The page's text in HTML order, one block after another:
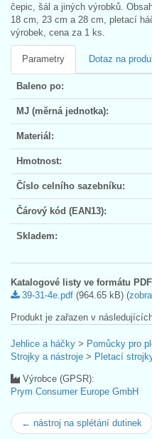
čepic, šál a jiných výrobků.
18 cm, 23 cm a 28 cm, pletací
výrobek, cena za 1 ks.
Parametry Dotaz na
Baleno po:
MJ (měrná jednotka):
Materiál:
Hmotnost:
Číslo celního sazebníku:
Čárový kód (EAN13):
Skladem:
Katalogové listy ve formátu
39-31-4e.pdf (964.65 kB) (
Produkt je zařazen v
Jehlice a háčky > Pomůcky pro
Strojky a nástroje > Pletací
Výrobce (GPSR):
Prym Consumer Europe GmbH
← nástroj na splétání dutinek